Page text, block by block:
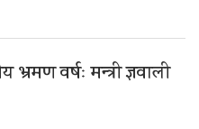
भ्रमण वर्षः मन्त्री ज्ञवाली